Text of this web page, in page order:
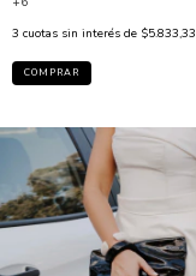
3 cuotas sin interés de $5.833,33
COMPRAR